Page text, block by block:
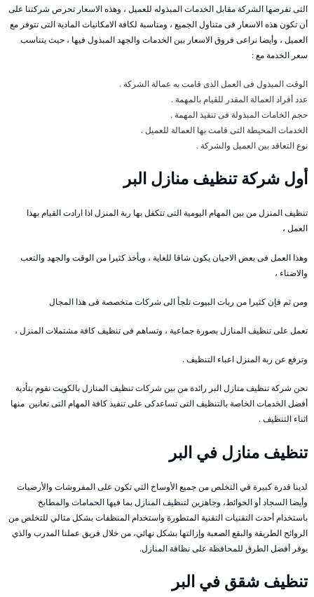
التى تفرضها الشركة مقابل الخدمات المبذوله للعميل ، وهذه الاسعار تحرص شركتنا على
أن تكون هذه الاسعار فى متناول الجميع ، ومناسبة لكافة الامكانيات المادية التى تتوفر مع
العميل ، وأيضا نراعى فروق الاسعار بين الخدمات والجهد المبذول فيها ، حيث يتناسب
سعر الخدمة مع :
الوقت المبذول فى العمل الذى قامت به عمالة الشركة .
عدد أفراد العمالة المقدر للقيام بالمهمة .
حجم الخامات المبذولة فى تنفيذ المهمة .
الخدمات المحيطة التى قامت بها العمالة للعميل .
نوع التعاقد بين العميل والشركة .
أول شركة تنظيف منازل البر
تنظيف المنزل من بين المهام اليومية التى تتكفل بها ربة المنزل اذا ارادت القيام بهذا
العمل ،
وهذا العمل فى بعض الاحيان يكون شاقا للغاية ، ويأخذ كثيرا من الوقت والجهد والتعب
والاضناء ،
ومن ثم فإن كثيرا من ربات البيوت تلجأ الى شركات متخصصة فى هذا المجال
تعمل على تنظيف المنازل بصورة جماعية ، وتساهم فى تنظيف كافة مشتملات المنزل ،
وترفع عن ربة المنزل اعباء التنظيف .
نحن شركة تنظيف منازل البر رائدة من بين شركات تنظيف المنازل بالكويت نقوم بتأدية
أفضل الخدمات الخاصة بالتنظيف التى تساعدكى على تنفيذ كافة المهام التى تعانين منها
اثناء التنظيف .
تنظيف منازل في البر
لدينا قدرة كبيرة في التخلص من جميع الأوساخ التي تكون على المفروشات والأرضيات
وأيضا السجاد أو الحوائط، وجاهزين لتنظيف المنازل بما فيها الحمامات والمطابخ
باستخدام أحدث التقنيات التقنية المتطورة واستخدام المنظفات بشكل مثالي للتخلص من
الروائح الطريقة والبقع الصعبة وإزالتها بشكل نهائي، من خلال فريق عملنا المدرب والذي
يوفر أفضل الطرق للمحافظة على نظافة المنازل.
تنظيف شقق في البر